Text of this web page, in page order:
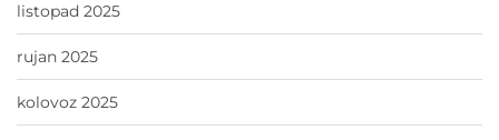
listopad 2025
rujan 2025
kolovoz 2025